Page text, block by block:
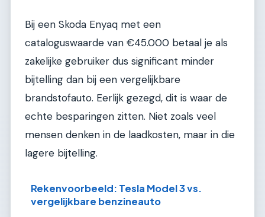
Bij een Skoda Enyaq met een
cataloguswaarde van €45.000 betaal je als
zakelijke gebruiker dus significant minder
bijtelling dan bij een vergelijkbare
brandstofauto. Eerlijk gezegd, dit is waar de
echte besparingen zitten. Niet zoals veel
mensen denken in de laadkosten, maar in die
lagere bijtelling.
Rekenvoorbeeld: Tesla Model 3 vs.
vergelijkbare benzineauto